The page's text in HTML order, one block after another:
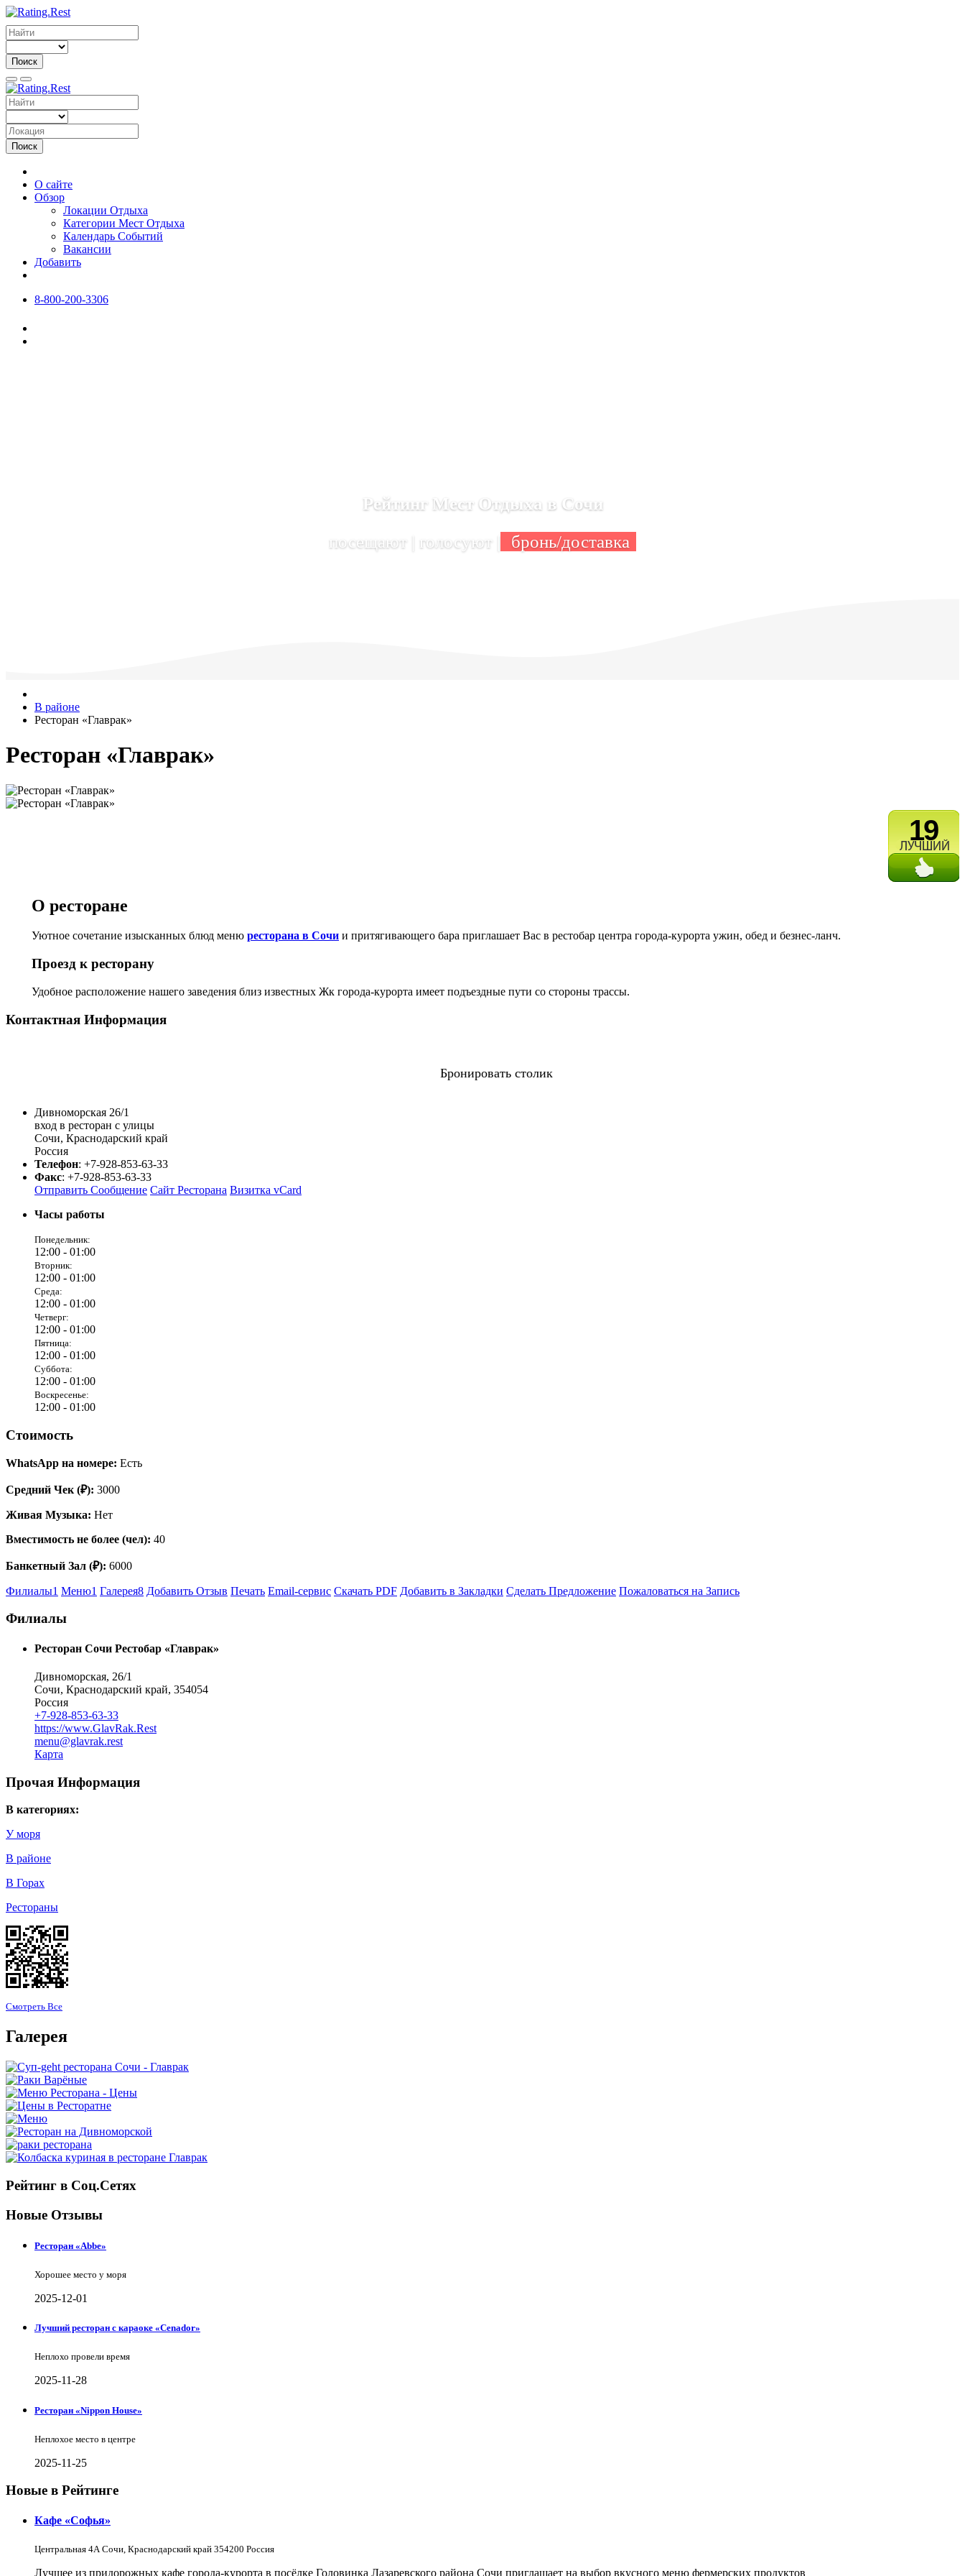
Поиск
Поиск
О сайте
Обзор
Локации Отдыха
Категории Мест Отдыха
Календарь Событий
Вакансии
Добавить
8-800-200-3306
Рейтинг Мест Отдыха в Сочи
посещают | голосуют |
бронь/доставка
В районе
Ресторан «Главрак»
Ресторан «Главрак»
19
О ресторане
Уютное сочетание изысканных блюд меню ресторана в Сочи и притягивающего бара приглашает Вас в рестобар центра города-курорта ужин, обед и безнес-ланч.
Проезд к ресторану
Удобное расположение нашего заведения близ известных Жк города-курорта имеет подъездные пути со стороны трассы.
Контактная Информация
Бронировать столик
Дивноморская 26/1
вход в ресторан с улицы
Сочи, Краснодарский край
Россия
Телефон: +7-928-853-63-33
Факс: +7-928-853-63-33
Отправить Сообщение Сайт Ресторана Визитка vCard
Часы работы
Понедельник:
12:00 - 01:00
Вторник:
12:00 - 01:00
Среда:
12:00 - 01:00
Четверг:
12:00 - 01:00
Пятница:
12:00 - 01:00
Суббота:
12:00 - 01:00
Воскресенье:
12:00 - 01:00
Стоимость
WhatsApp на номере: Есть
Средний Чек (₽): 3000
Живая Музыка: Нет
Вместимость не более (чел): 40
Банкетный Зал (₽): 6000
Филиалы1 Меню1 Галерея8 Добавить Отзыв Печать Email-сервис Скачать PDF Добавить в Закладки Сделать Предложение Пожаловаться на Запись
Филиалы
Ресторан Сочи Рестобар «Главрак»
Дивноморская, 26/1
Сочи, Краснодарский край, 354054
Россия
+7-928-853-63-33
https://www.GlavRak.Rest
menu@glavrak.rest
Карта
Прочая Информация
В категориях:
У моря
В районе
В Горах
Рестораны
Смотреть Все
Галерея
Рейтинг в Соц.Сетях
Новые Отзывы
Ресторан «Abbe»
Хорошее место у моря
2025-12-01
Лучший ресторан с караоке «Cenador»
Неплохо провели время
2025-11-28
Ресторан «Nippon House»
Неплохое место в центре
2025-11-25
Новые в Рейтинге
Кафе «Софья»
Центральная 4А Сочи, Краснодарский край 354200 Россия
Лучшее из придорожных кафе города-курорта в посёлке Головинка Лазаревского района Сочи приглашает на выбор вкусного меню фермерских продуктов